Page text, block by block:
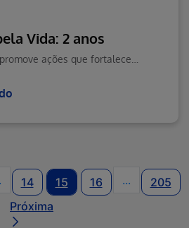
Vida: 2 anos
intermediárias Usar ABA
14 15 16 ...Páginas
205
Próxima